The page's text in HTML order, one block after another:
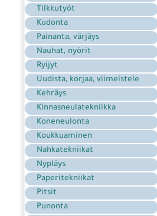
Tilkkutyöt
Kudonta
Painanta, värjäys
Nauhat, nyörit
Ryijyt
Uudista, korjaa, viimeistele
Kehräys
Kinnasneulatekniikka
Koneneulonta
Koukkuaminen
Nahkatekniikat
Nypläys
Paperitekniikat
Pitsit
Punonta